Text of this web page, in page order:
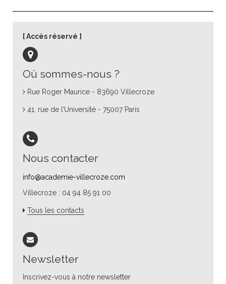
Où sommes-nous ?
Rue Roger Maurice - 83690 Villecroze
41, rue de l’Université - 75007 Paris
Nous contacter
info@academie-villecroze.com
Villecroze : 04 94 85 91 00
Tous les contacts
Newsletter
Inscrivez-vous à notre newsletter
Accès réservé